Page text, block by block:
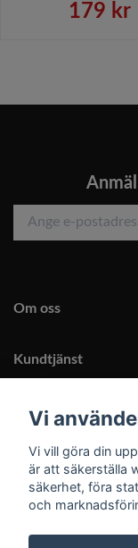
179 kr
Om oss
Kundtjänst
Läs mer
Sociala medier
Vi
Vi vill göra din
är att säkerställa
säkerhet, föra
och